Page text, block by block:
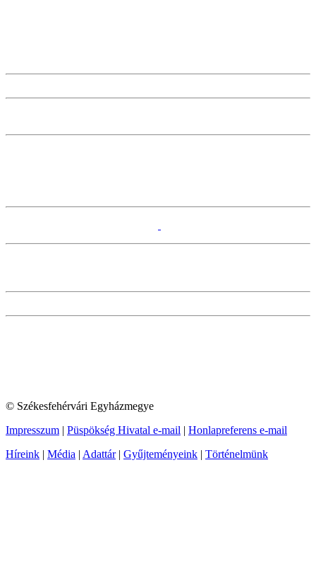
© Székesfehérvári Egyházmegye
Impresszum | Püspökség Hivatal e-mail | Honlapreferens e-mail
Híreink | Média | Adattár| Gyűjteményeink | Történelmünk